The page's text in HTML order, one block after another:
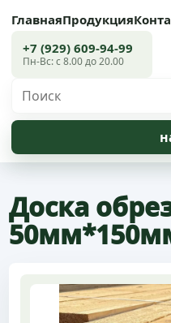
ГлавнаяПродукция
+7 (929) 609-94-99
Пн-Вс: с 8.00 до 20.00
Доска